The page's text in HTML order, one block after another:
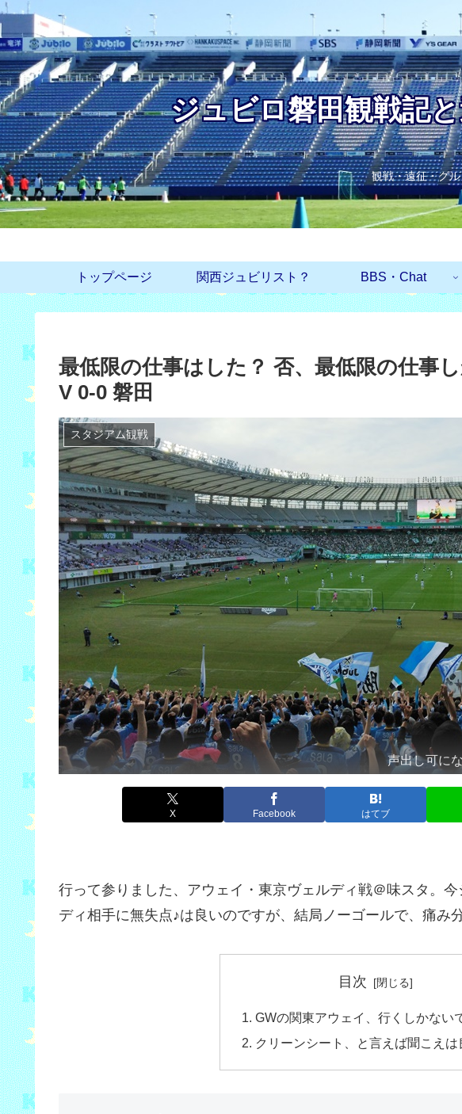
ジュビロ磐田観戦記
観戦・遠征・グ
トップページ 関西ジュビリスト？ BBS・Chat
最低限の仕事はした？ 否、最低限の仕事
V 0-0 磐田
スタジアム観戦
声出し可に
X Facebook はてブ
行って参りました、アウェイ・東京ヴェルディ戦＠味スタ。
ディ相手に無失点♪は良いのですが、結局ノーゴールで、痛み
目次
GWの関東アウェイ、行くしかない
クリーンシート、と言えば聞こえは